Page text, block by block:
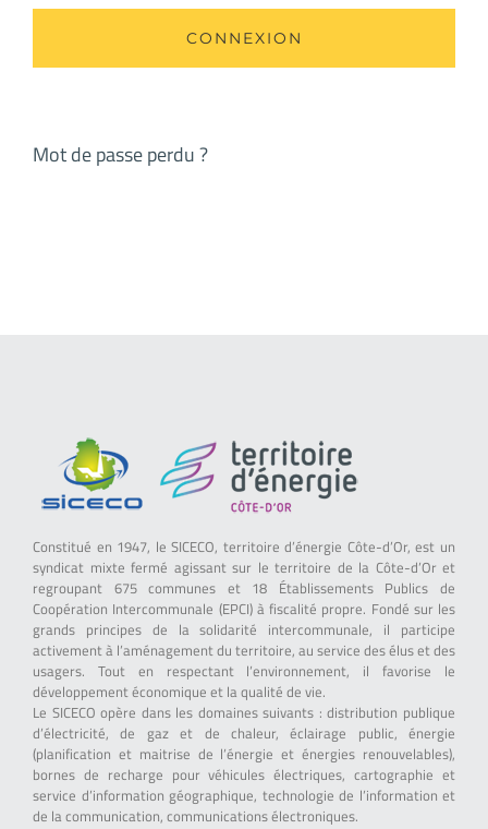
Mot de passe perdu ?
Constitué en 1947, le SICECO, territoire d’énergie Côte-d’Or, est un
syndicat mixte fermé agissant sur le territoire de la Côte-d’Or et
regroupant 675 communes et 18 Établissements Publics de
Coopération Intercommunale (EPCI) à fiscalité propre. Fondé sur les
grands principes de la solidarité intercommunale, il participe
activement à l’aménagement du territoire, au service des élus et des
usagers. Tout en respectant l’environnement, il favorise le
développement économique et la qualité de vie.
Le SICECO opère dans les domaines suivants : distribution publique
d’électricité, de gaz et de chaleur, éclairage public, énergie
(planification et maitrise de l’énergie et énergies renouvelables),
bornes de recharge pour véhicules électriques, cartographie et
service d’information géographique, technologie de l’information et
de la communication, communications électroniques.